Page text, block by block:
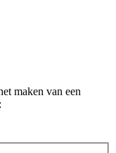
maken van een